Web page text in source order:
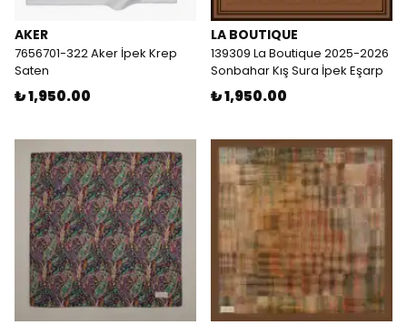
AKER
7656701-322 Aker İpek Krep
Saten
₺ 1,950.00
LA BOUTIQUE
139309 La Boutique 2025-2026
Sonbahar Kış Sura İpek Eşarp
₺ 1,950.00